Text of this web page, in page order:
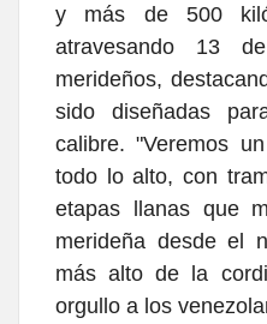
y más de 500
atravesando 13
merideños,
sido diseñadas
calibre. "Veremos
todo lo alto, con
etapas llanas que
merideña desde el
más alto de la
orgullo a los